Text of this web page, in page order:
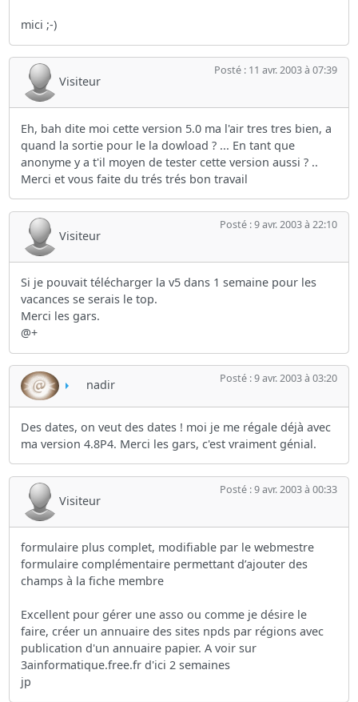
mici ;-)
Visiteur
Posté : 11 avr. 2003 à 07:39
Eh, bah dite moi cette version 5.0 ma l'air tres tres bien, a
quand la sortie pour le la dowload ? ... En tant que
anonyme y a t'il moyen de tester cette version aussi ? ..
Merci et vous faite du trés trés bon travail
Visiteur
Posté : 9 avr. 2003 à 22:10
Si je pouvait télécharger la v5 dans 1 semaine pour les
vacances se serais le top.
Merci les gars.
@+
nadir Posté : 9 avr. 2003 à 03:20
Des dates, on veut des dates ! moi je me régale déjà avec
ma version 4.8P4. Merci les gars, c'est vraiment génial.
Visiteur
Posté : 9 avr. 2003 à 00:33
formulaire plus complet, modifiable par le webmestre
formulaire complémentaire permettant d’ajouter des
champs à la fiche membre
Excellent pour gérer une asso ou comme je désire le
faire, créer un annuaire des sites npds par régions avec
publication d'un annuaire papier. A voir sur
3ainformatique.free.fr d'ici 2 semaines
jp